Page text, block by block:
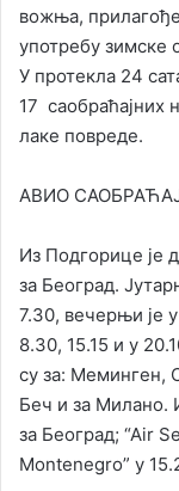
вожња,
употребу зимске
У протекла 24
17 саобраћајних
лаке повреде.
АВИО
Из Подгорице је
за Београд.
7.30, вечерњи је
8.30, 15.15 и у
су за: Меминген,
Беч и за Милано.
за Београд; “Аir
Montenegro” у